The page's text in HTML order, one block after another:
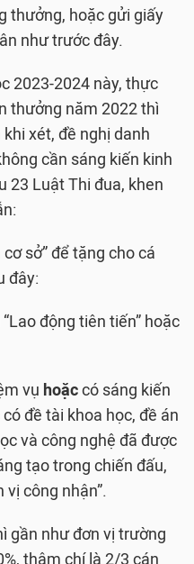
thưởng, hoặc gửi giấy
như trước đây.
2023-2024 này, thực
thưởng năm 2022 thì
xét, đề nghị danh
cần sáng kiến kinh
23 Luật Thi đua, khen
sở” để tặng cho cá
đây:
động tiên tiến” hoặc
vụ hoặccó sáng kiến
đề tài khoa học, đề án
và công nghệ đã được
tạo trong chiến đấu,
công nhận”.
gần như đơn vị trường
thậm chí là 2/3 cán